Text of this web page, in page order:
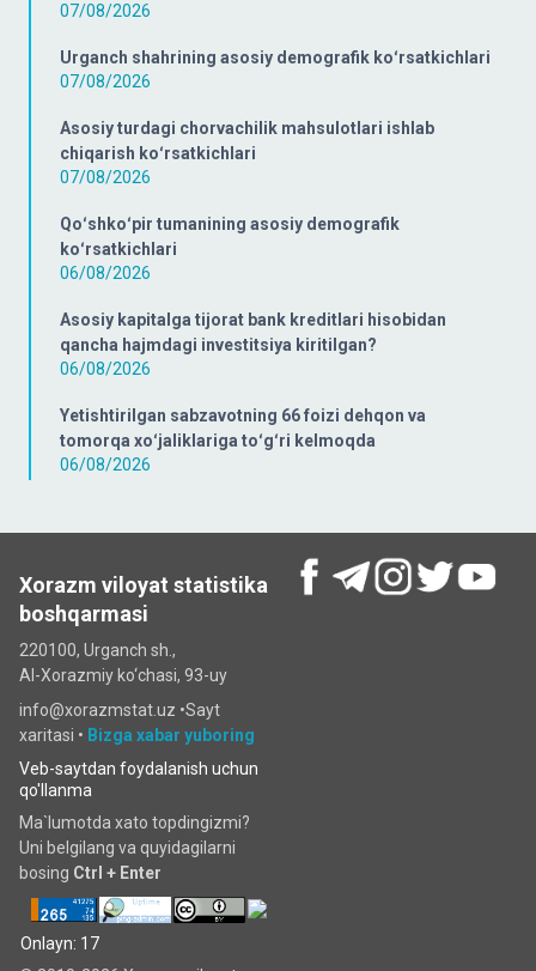
07/08/2026
Urganch shahrining asosiy demografik koʻrsatkichlari
07/08/2026
Asosiy turdagi chorvachilik mahsulotlari ishlab
chiqarish koʻrsatkichlari
07/08/2026
Qoʻshkoʻpir tumanining asosiy demografik
koʻrsatkichlari
06/08/2026
Asosiy kapitalga tijorat bank kreditlari hisobidan
qancha hajmdagi investitsiya kiritilgan?
06/08/2026
Yetishtirilgan sabzavotning 66 foizi dehqon va
tomorqa xoʻjaliklariga toʻgʻri kelmoqda
06/08/2026
Xorazm viloyat statistika
boshqarmasi
220100, Urganch sh.,
Al-Xorazmiy ko‘chаsi, 93-uy
info@xorazmstat.uz •Sayt
xaritasi • Bizga xabar yuboring
Veb-saytdan foydalanish uchun
qo'llanma
Ma`lumotda xato topdingizmi?
Uni belgilang va quyidagilarni
bosing Ctrl + Enter
Onlayn: 17